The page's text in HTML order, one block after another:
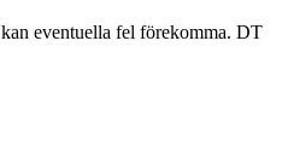
eventuella fel förekomma. DT